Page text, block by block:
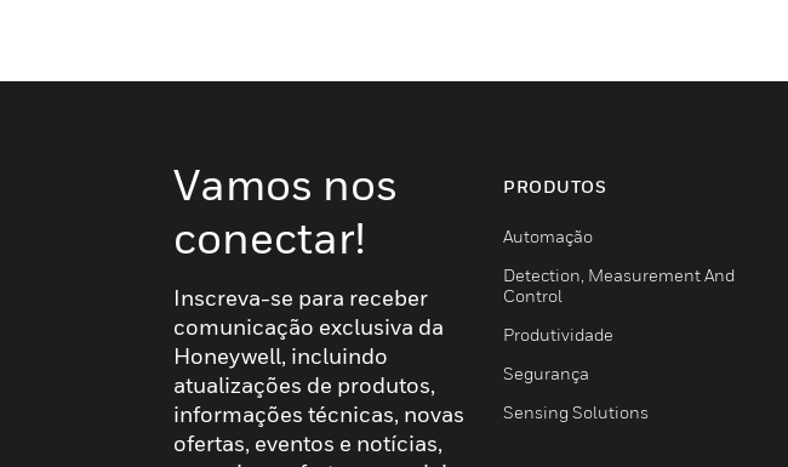
Vamos nos
conectar!
Inscreva-se para receber
comunicação exclusiva da
Honeywell, incluindo
atualizações de produtos,
informações técnicas, novas
ofertas, eventos e notícias,
PRODUTOS
Automação
Detection, Measurement And
Control
Produtividade
Segurança
Sensing Solutions